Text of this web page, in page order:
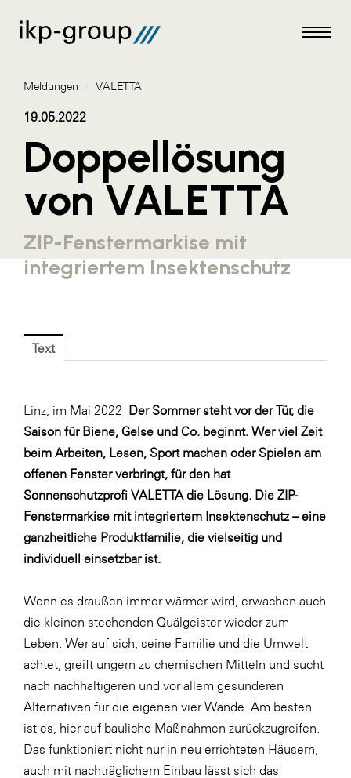
Meldungen
AKTUELLES
ALEX Krems
AustroCel Hallein
Cineplexx
Colmobil Austria
Controller Institut
Darbo
Designer Outlets Parndorf und Salzburg
DOMOFERM
Essity
EY
FG UBIT Salzburg
foodaffairs
Fressnapf
FRoSTA
FV Energierohstoff & Kraftstoff
Meldungen / VALETTA
19.05.2022
Doppellösung
von VALETTA
ZIP-Fenstermarkise mit
integriertem Insektenschutz
Text
Linz, im Mai 2022_ Der Sommer steht vor der Tür, die
Saison für Biene, Gelse und Co. beginnt. Wer viel Zeit
beim Arbeiten, Lesen, Sport machen oder Spielen am
offenen Fenster verbringt, für den hat
Sonnenschutzprofi VALETTA die Lösung. Die ZIP-
Fenstermarkise mit integriertem Insektenschutz – eine
ganzheitliche Produktfamilie, die vielseitig und
individuell einsetzbar ist.
Wenn es draußen immer wärmer wird, erwachen auch
die kleinen stechenden Quälgeister wieder zum
Leben. Wer auf sich, seine Familie und die Umwelt
achtet, greift ungern zu chemischen Mitteln und sucht
nach nachhaltigeren und vor allem gesünderen
Alternativen für die eigenen vier Wände. Am besten
ist es, hier auf bauliche Maßnahmen zurückzugreifen.
Das funktioniert nicht nur in neu errichteten Häusern,
auch mit nachträglichem Einbau lässt sich das